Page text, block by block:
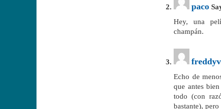
paco
Hey, una
champán.
Echo de
que antes
todo (con
bastante),